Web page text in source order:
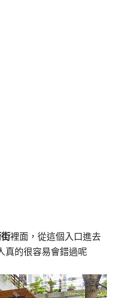
裡面，從這個入口進去
真的很容易會錯過呢